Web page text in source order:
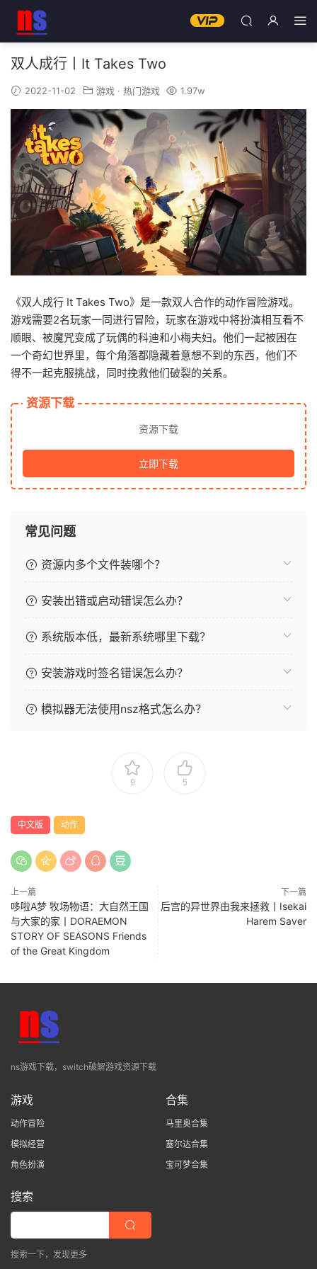
双人成行丨It Takes Two
2022-11-02 游戏 · 热门游戏 1.97w
《双人成行 It Takes Two》是一款双人合作的动作冒险游戏。
游戏需要2名玩家一同进行冒险，玩家在游戏中将扮演相互看不
顺眼、被魔咒变成了玩偶的科迪和小梅夫妇。他们一起被困在
一个奇幻世界里，每个角落都隐藏着意想不到的东西，他们不
得不一起克服挑战，同时挽救他们破裂的关系。
资源下载
资源下载
立即下载
常见问题
资源内多个文件装哪个？
安装出错或启动错误怎么办？
系统版本低，最新系统哪里下载？
安装游戏时签名错误怎么办？
模拟器无法使用nsz格式怎么办？
9 5
中文版 动作
上一篇
哆啦A梦 牧场物语：大自然王国
与大家的家丨DORAEMON
STORY OF SEASONS Friends
of the Great Kingdom
下一篇
后宫的异世界由我来拯救丨Isekai
Harem Saver
ns游戏下载，switch破解游戏资源下载
游戏
动作冒险
模拟经营
角色扮演
合集
马里奥合集
塞尔达合集
宝可梦合集
搜索
搜索一下，发现更多